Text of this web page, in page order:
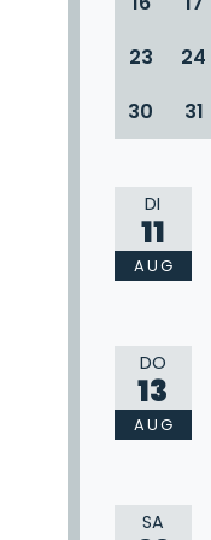
23
24
30
31
DI
11
AUG
DO
13
AUG
SA